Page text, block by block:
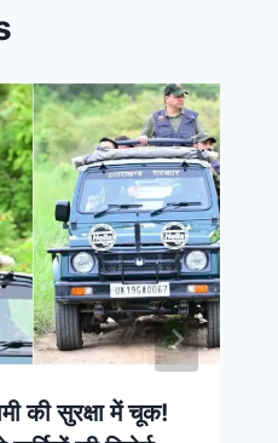
की सुरक्षा में चूक!